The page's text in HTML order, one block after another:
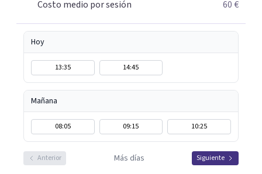
Costo medio por sesión 60 €
Hoy
13:35 14:45
Mañana
08:05 09:15 10:25
Anterior Más días Siguiente